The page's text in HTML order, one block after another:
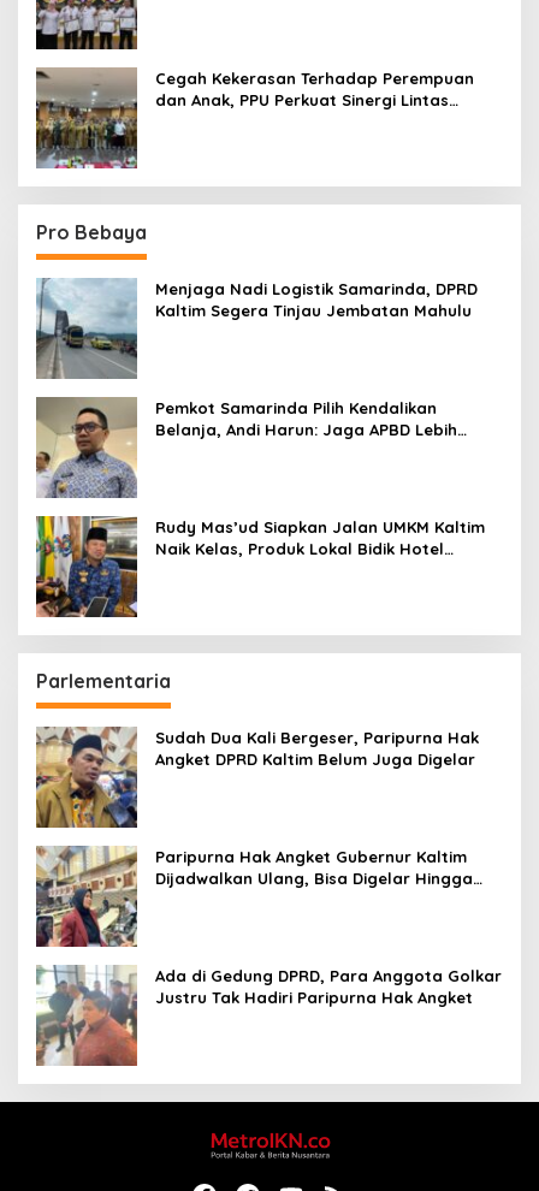
Cegah Kekerasan Terhadap Perempuan
dan Anak, PPU Perkuat Sinergi Lintas
Pro Bebaya
Menjaga Nadi Logistik Samarinda, DPRD
Kaltim Segera Tinjau Jembatan Mahulu
Pemkot Samarinda Pilih Kendalikan
Belanja, Andi Harun: Jaga APBD Lebih
Rudy Mas’ud Siapkan Jalan UMKM Kaltim
Naik Kelas, Produk Lokal Bidik Hotel
Parlementaria
Sudah Dua Kali Bergeser, Paripurna Hak
Angket DPRD Kaltim Belum Juga Digelar
Paripurna Hak Angket Gubernur Kaltim
Dijadwalkan Ulang, Bisa Digelar Hingga
Ada di Gedung DPRD, Para Anggota Golkar
Justru Tak Hadiri Paripurna Hak Angket